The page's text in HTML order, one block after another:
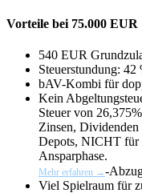
Vorteile bei 75.000 EUR
540 EUR
Steuerstundung:
bAV-Kombi für
Kein
Steuer von
Zinsen,
Depots, NICHT für
Ansparphase.
Mehr erfahren →-
Viel Spielraum für